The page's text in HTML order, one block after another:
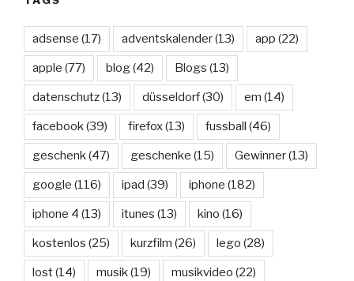
adsense (17) adventskalender(13) app (22)
apple (77) blog(42) Blogs (13)
datenschutz(13) düsseldorf(30) em (14)
facebook(39) firefox(13) fussball (46)
geschenk(47) geschenke (15) Gewinner(13)
google (116) ipad (39) iphone (182)
iphone 4 (13) itunes (13) kino (16)
kostenlos (25) kurzfilm (26) lego (28)
lost(14) musik(19) musikvideo (22)